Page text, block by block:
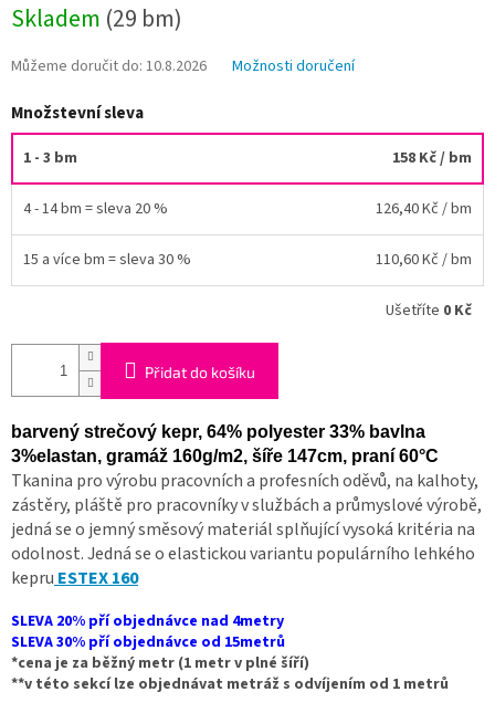
cena:
Skladem (29 bm)
Můžeme doručit do: 10.8.2026 Možnosti doručení
Množstevní sleva
1 - 3 bm 158 Kč/ bm
4 - 14 bm = sleva 20 % 126,40 Kč / bm
15 a více bm = sleva 30 % 110,60 Kč / bm
Ušetříte 0 Kč
Přidat do košíku
barvený strečový kepr, 64% polyester 33% bavlna
3%elastan, gramáž 160g/m2, šíře 147cm, praní 60°C
Tkanina pro výrobu pracovních a profesních oděvů, na kalhoty,
zástěry, pláště pro pracovníky v službách a průmyslové výrobě,
jedná se o jemný směsový materiál splňující vysoká kritéria na
odolnost. Jedná se o elastickou variantu populárního lehkého
kepru ESTEX 160
SLEVA 20% pří objednávce nad 4metry
SLEVA 30% pří objednávce od 15metrů
*cena je za běžný metr (1 metr v plné šíří)
**v této sekcí lze objednávat metráž s odvíjením od 1 metrů